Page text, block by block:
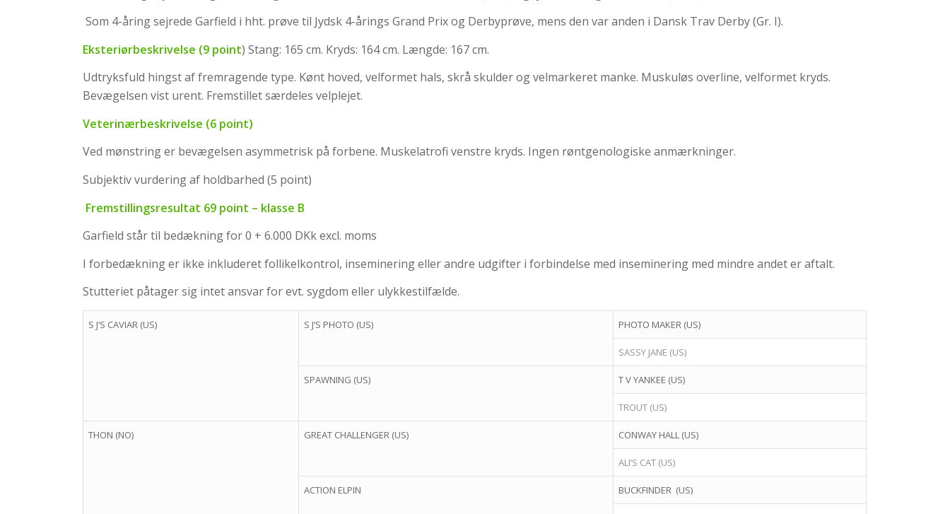
Som 4-åring sejrede Garfield i hht. prøve til Jydsk 4-årings Grand Prix og Derbyprøve, mens den var anden i Dansk Trav Derby (Gr. I).
Eksteriørbeskrivelse (9 point) Stang: 165 cm. Kryds: 164 cm. Længde: 167 cm.
Udtryksfuld hingst af fremragende type. Kønt hoved, velformet hals, skrå skulder og velmarkeret manke. Muskuløs overline, velformet kryds.
Bevægelsen vist urent. Fremstillet særdeles velplejet.
Veterinærbeskrivelse (6 point)
Ved mønstring er bevægelsen asymmetrisk på forbene. Muskelatrofi venstre kryds. Ingen røntgenologiske anmærkninger.
Subjektiv vurdering af holdbarhed (5 point)
Fremstillingsresultat 69 point – klasse B
Garfield står til bedækning for 0 + 6.000 DKk excl. moms
I forbedækning er ikke inkluderet follikelkontrol, inseminering eller andre udgifter i forbindelse med inseminering med mindre andet er aftalt.
Stutteriet påtager sig intet ansvar for evt. sygdom eller ulykkestilfælde.
S J’S CAVIAR (US) S J’S PHOTO (US) PHOTO MAKER (US)
SASSY JANE (US)
SPAWNING (US) T V YANKEE (US)
TROUT (US)
THON (NO) GREAT CHALLENGER (US) CONWAY HALL (US)
ALI’S CAT (US)
ACTION ELPIN BUCKFINDER (US)